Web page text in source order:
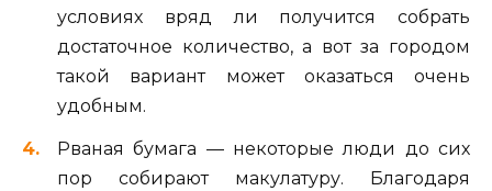
условиях вряд ли получится собрать
достаточное количество, а вот за городом
такой вариант может оказаться очень
удобным.
Рваная бумага — некоторые люди до сих
пор собирают макулатуру. Благодаря